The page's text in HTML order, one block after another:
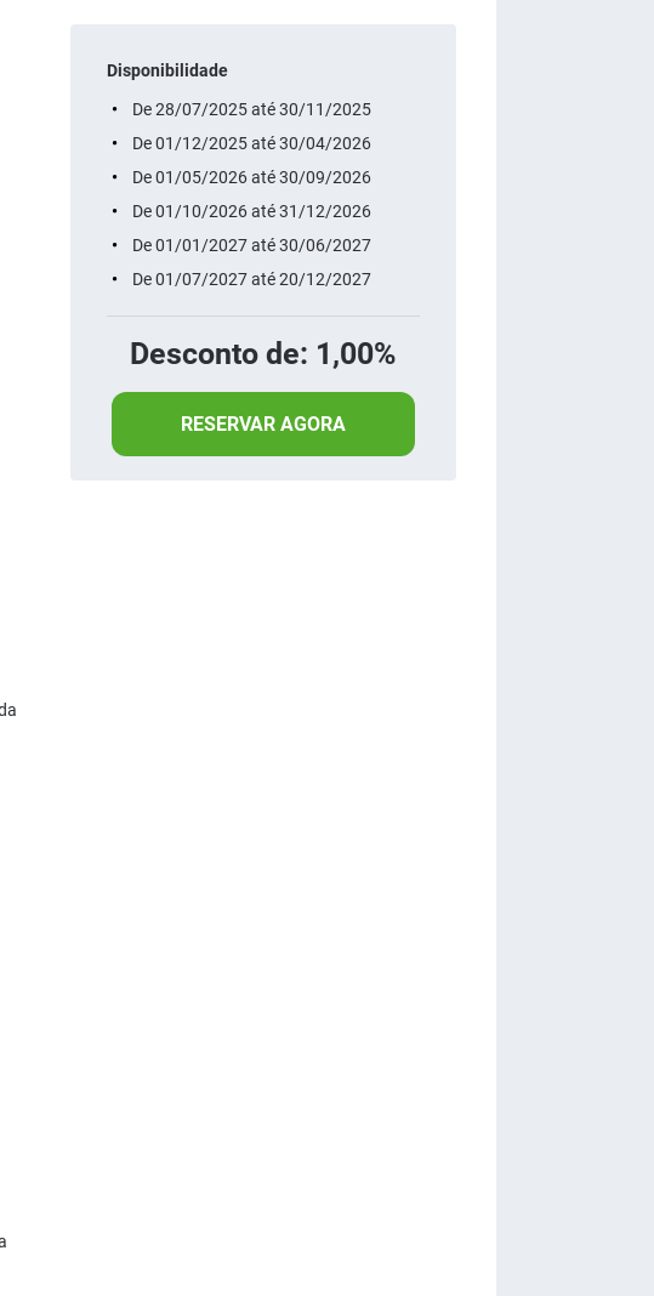
Disponibilidade
De 28/07/2025 até 30/11/2025
De 01/12/2025 até 30/04/2026
De 01/05/2026 até 30/09/2026
De 01/10/2026 até 31/12/2026
De 01/01/2027 até 30/06/2027
De 01/07/2027 até 20/12/2027
Desconto de: 1,00%
RESERVAR AGORA